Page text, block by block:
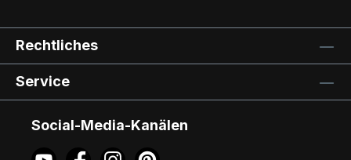
Rechtliches
Service
Social-Media-Kanälen